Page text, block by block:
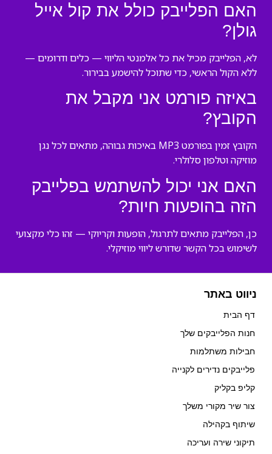
האם הפלייבק כולל את קול אייל
גולן?
לא, הפלייבק מכיל את כל אלמנטי הליווי — כלים ודרומים —
ללא הקול הראשי, כדי שתוכל להישמע בבירור.
באיזה פורמט אני מקבל את
הקובץ?
הקובץ זמין בפורמט MP3 באיכות גבוהה, מתאים לכל נגן
מוזיקה וטלפון סלולרי.
האם אני יכול להשתמש בפלייבק
הזה בהופעות חיות?
כן, הפלייבק מתאים לתרגול, הופעות וקריוקי — זהו כלי מקצועי
לשימוש בכל הקשר שדורש ליווי מוזיקלי.
ניווט באתר
דף הבית
חנות הפלייבקים שלך
חבילות משתלמות
פלייבקים נדירים לקנייה
קליפ בקליק
צור שיר מקורי משלך
שיתוף בקהילה
תיקוני שירה ועריכה